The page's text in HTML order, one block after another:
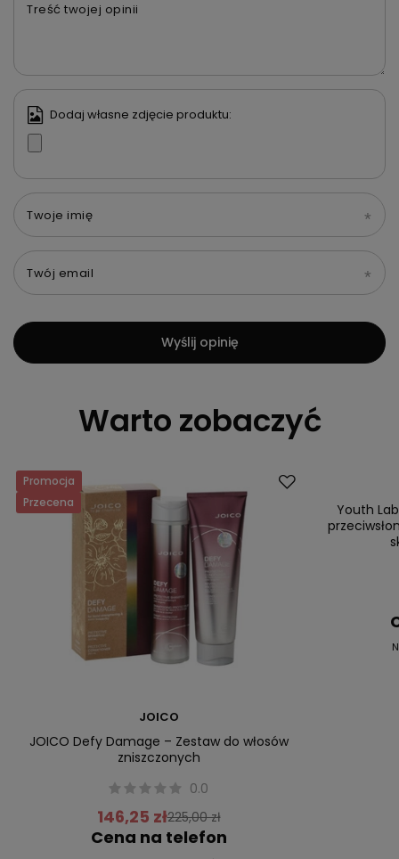
Treść twojej opinii
Dodaj własne zdjęcie produktu:
Twoje imię
Twój email
Wyślij opinię
Warto zobaczyć
Promocja
Przecena
JOICO
JOICO Defy Damage – Zestaw do włosów
zniszczonych
0.0
146,25 zł225,00 zł
Cena na telefon
Youth